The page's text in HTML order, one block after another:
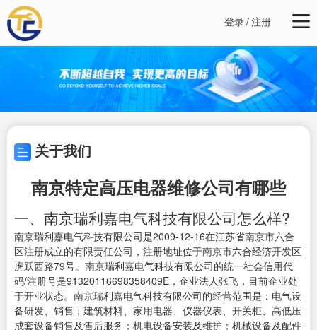
登录/注册
关于我们
南京特定高压电器维修公司有哪些
一、南京瑞利嘉电气科技有限公司怎么样?
南京瑞利嘉电气科技有限公司是2009-12-16在江苏省南京市六合
区注册成立的有限责任公司，注册地址位于南京市六合经济开发区
虎跃西路79号。南京瑞利嘉电气科技有限公司的统一社会信用代
码/注册号是91320116698358409E，企业法人张飞，目前企业处
于开业状态。南京瑞利嘉电气科技有限公司的经营范围是：电气设
备研发、销售；建筑材料、家用电器、仪器仪表、开关柜、高低压
成套设备销售及售后服务；机电设备安装及维护；机械设备及配件